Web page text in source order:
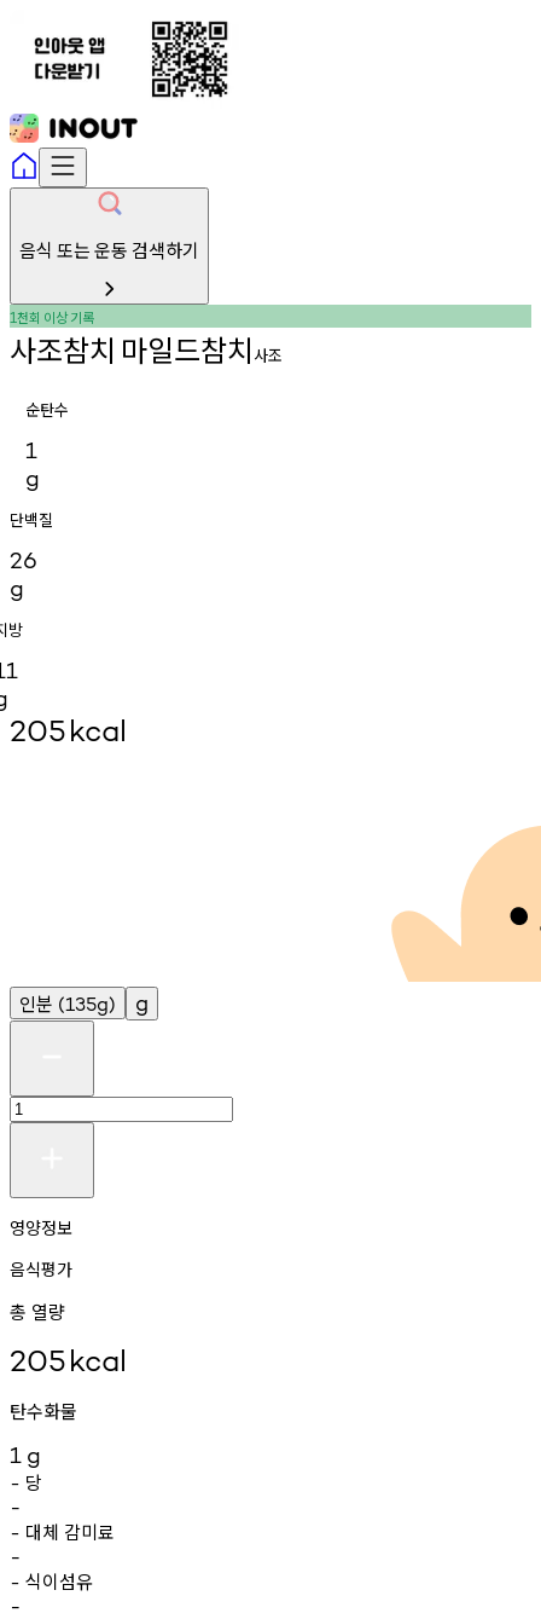
음식 또는 운동 검색하기
1천회 이상기록
사조참치 마일드참치 사조
순탄수
1
g
단백질
26
g
방
205kcal
인분 (135g) g
영양정보
음식평가
총 열량
205kcal
탄수화물
1 g
- 당
-
- 대체 감미료
-
- 식이섬유
-